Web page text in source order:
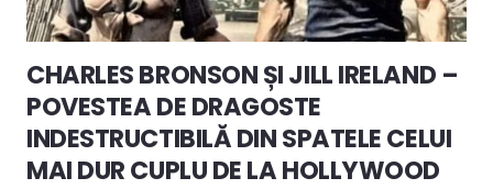
CHARLES BRONSON ȘI JILL IRELAND –
POVESTEA DE DRAGOSTE
INDESTRUCTIBILĂ DIN SPATELE CELUI
MAI DUR CUPLU DE LA HOLLYWOOD